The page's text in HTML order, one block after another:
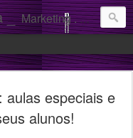
_ Marketing . Comunicação
aulas especiais e
alunos!